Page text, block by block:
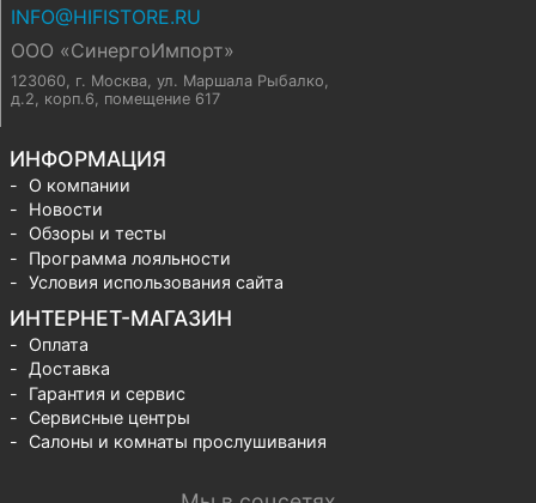
INFO@HIFISTORE.RU
ООО «СинергоИмпорт»
123060, г. Москва ул. Маршала Рыбалко,
д.2, корп.6, помещение 617
ИНФОРМАЦИЯ
О компании
Новости
Обзоры и тесты
Программа лояльности
Условия использования сайта
ИНТЕРНЕТ-МАГАЗИН
Оплата
Доставка
Гарантия и сервис
Сервисные центры
Салоны и комнаты прослушивания